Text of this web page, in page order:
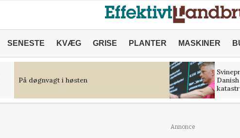
SENESTE KVÆG GRISE PLANTER MASKINER
På døgnvagt i høsten
Annonce